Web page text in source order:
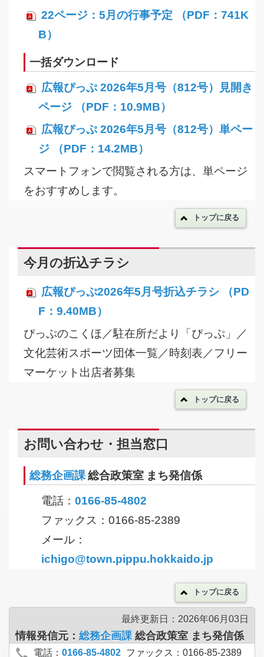
22ページ：5月の行事予定 （PDF：741K
B）
一括ダウンロード
広報ぴっぷ 2026年5月号（812号）見開き
ページ （PDF：10.9MB）
広報ぴっぷ 2026年5月号（812号）単ペー
ジ （PDF：14.2MB）
スマートフォンで閲覧される方は、単ページ
をおすすめします。
トップに戻る
今月の折込チラシ
広報ぴっぷ2026年5月号折込チラシ （PD
F：9.40MB）
ぴっぷのこくほ／駐在所だより「ぴっぷ」／
文化芸術スポーツ団体一覧／時刻表／フリー
マーケット出店者募集
トップに戻る
お問い合わせ・担当窓口
総務企画課総合政策室 まち発信係
電話： 0166-85-4802
ファックス：0166-85-2389
メール：
ichigo@town.pippu.hokkaido.jp
トップに戻る
最終更新日：2026年06月03日
情報発信元： 総務企画課 総合政策室 まち発信係
電話： 0166-85-4802 ファックス：0166-85-2389